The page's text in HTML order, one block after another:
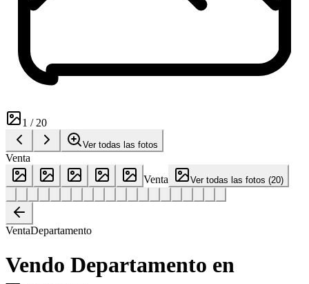
1 /20
Ver todas las fotos
Venta
Venta
Ver todas las fotos (20)
VentaDepartamento
Vendo Departamento en